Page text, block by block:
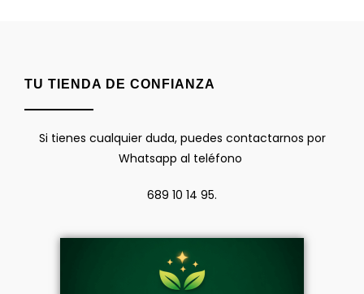
TU TIENDA DE CONFIANZA
Si tienes cualquier duda, puedes contactarnos por
Whatsapp al teléfono
689 10 14 95.